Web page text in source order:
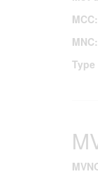
MCC:
MNC:
Type